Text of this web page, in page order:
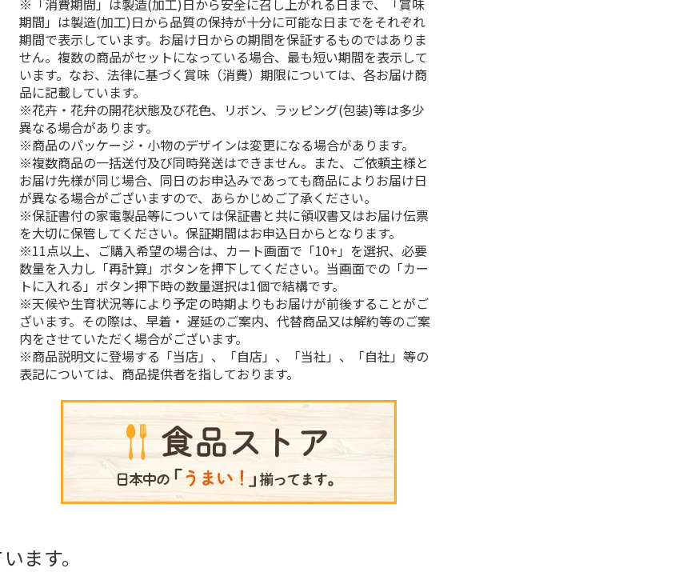
※「消費期間」は製造(加工)日から安全に召し上がれる日まで、「賞味
期間」は製造(加工)日から品質の保持が十分に可能な日までをそれぞれ
期間で表示しています。お届け日からの期間を保証するものではありま
せん。複数の商品がセットになっている場合、最も短い期間を表示して
います。なお、法律に基づく賞味（消費）期限については、各お届け商
品に記載しています。
※花卉・花弁の開花状態及び花色、リボン、ラッピング(包装)等は多少
異なる場合があります。
※商品のパッケージ・小物のデザインは変更になる場合があります。
※複数商品の一括送付及び同時発送はできません。また、ご依頼主様と
お届け先様が同じ場合、同日のお申込みであっても商品によりお届け日
が異なる場合がございますので、あらかじめご了承ください。
※保証書付の家電製品等については保証書と共に領収書又はお届け伝票
を大切に保管してください。保証期間はお申込日からとなります。
※11点以上、ご購入希望の場合は、カート画面で「10+」を選択、必要
数量を入力し「再計算」ボタンを押下してください。当画面での「カー
トに入れる」ボタン押下時の数量選択は1個で結構です。
※天候や生育状況等により予定の時期よりもお届けが前後することがご
ざいます。その際は、早着・ 遅延のご案内、代替商品又は解約等のご案
内をさせていただく場合がございます。
※商品説明文に登場する「当店」、「自店」、「当社」、「自社」等の
表記については、商品提供者を指しております。
ます。